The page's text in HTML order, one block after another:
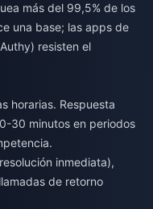
más del 99,5% de los
una base; las apps de
resisten el
horarias. Respuesta
30 minutos en periodos
inmediata),
de retorno